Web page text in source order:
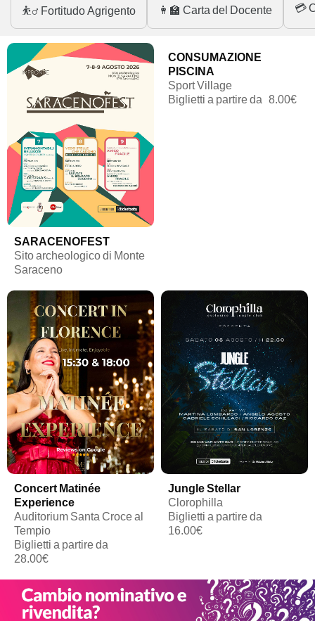
⛹️‍♂️ Fortitudo Agrigento 👩‍🏫 Carta del Docente 💳
SARACENOFEST
Sito archeologico di Monte
Saraceno
CONSUMAZIONE
PISCINA
Sport Village
Biglietti a partire da 8.00€
Concert Matinée
Experience
Auditorium Santa Croce al
Tempio
Biglietti a partire da
28.00€
Jungle Stellar
Clorophilla
Biglietti a partire da
16.00€